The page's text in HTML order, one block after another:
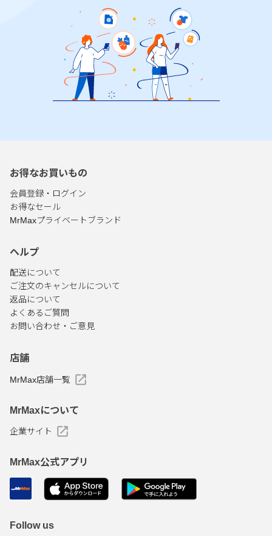
お得なお買いもの
会員登録・ログイン
お得なセール
MrMaxプライベートブランド
ヘルプ
配送について
ご注文のキャンセルについて
返品について
よくあるご質問
お問い合わせ・ご意見
店舗
MrMax店舗一覧
MrMaxについて
企業サイト
MrMax公式アプリ
Follow us